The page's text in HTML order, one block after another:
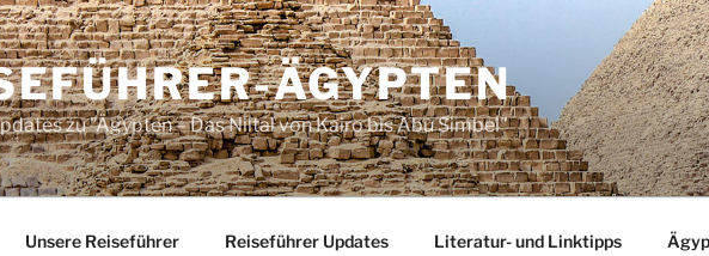
ÄGYPTEN
zu "Ägypten – Das Niltal von Kairo bis Abu Simbel"
Unsere Reiseführer Reiseführer Updates Literatur- und Linktipps